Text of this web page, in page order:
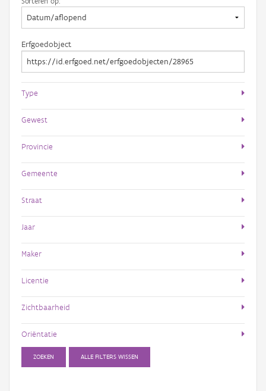
Erfgoedobject
Type
Gewest
Provincie
Gemeente
Straat
Jaar
Maker
Licentie
Zichtbaarheid
Oriëntatie
ZOEKEN ALLE FILTERS WISSEN